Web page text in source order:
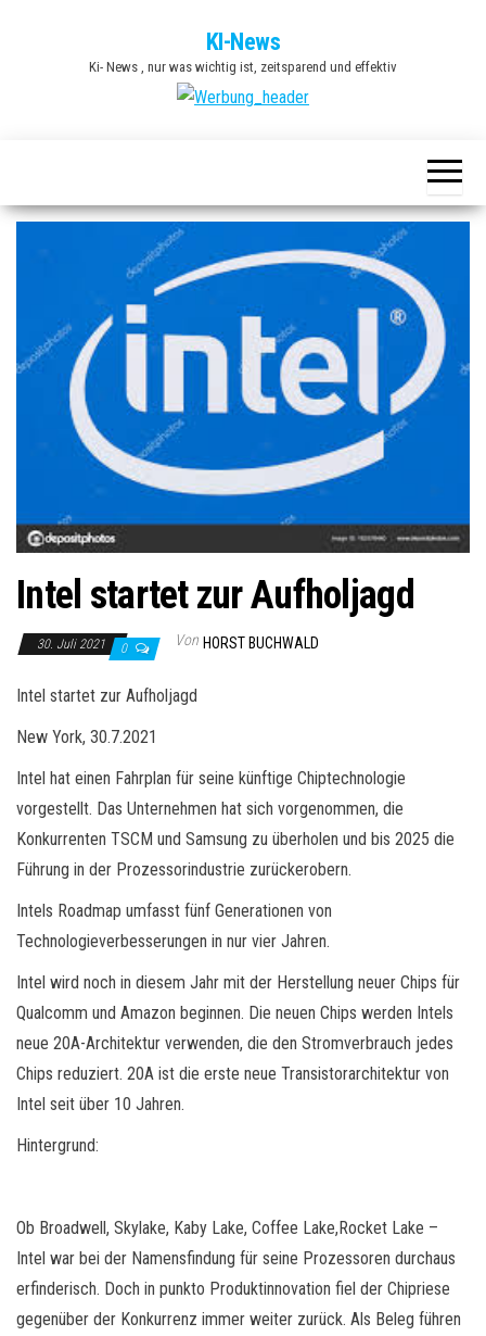
KI-News
Ki- News , nur was wichtig ist, zeitsparend und effektiv
Intel startet zur Aufholjagd
30. Juli 2021 0 Von HORST BUCHWALD
Intel startet zur Aufholjagd
New York, 30.7.2021
Intel hat einen Fahrplan für seine künftige Chiptechnologie
vorgestellt. Das Unternehmen hat sich vorgenommen, die
Konkurrenten TSCM und Samsung zu überholen und bis 2025 die
Führung in der Prozessorindustrie zurückerobern.
Intels Roadmap umfasst fünf Generationen von
Technologieverbesserungen in nur vier Jahren.
Intel wird noch in diesem Jahr mit der Herstellung neuer Chips für
Qualcomm und Amazon beginnen. Die neuen Chips werden Intels
neue 20A-Architektur verwenden, die den Stromverbrauch jedes
Chips reduziert. 20A ist die erste neue Transistorarchitektur von
Intel seit über 10 Jahren.
Hintergrund:
Ob Broadwell, Skylake, Kaby Lake, Coffee Lake,Rocket Lake –
Intel war bei der Namensfindung für seine Prozessoren durchaus
erfinderisch. Doch in punkto Produktinnovation fiel der Chipriese
gegenüber der Konkurrenz immer weiter zurück. Als Beleg führen